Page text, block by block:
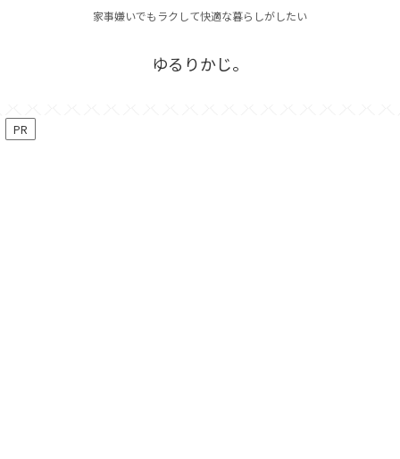
家事嫌いでもラクして快適な暮らしがしたい
ゆるりかじ。
PR